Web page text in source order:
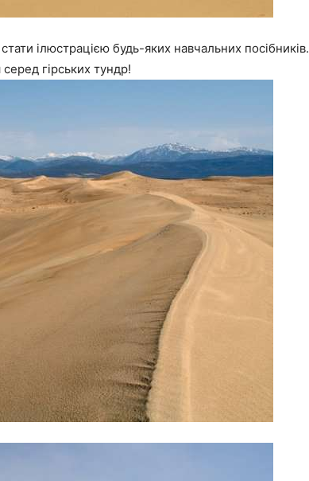
ілюстрацією будь-яких навчальних посібників.
гірських тундр!